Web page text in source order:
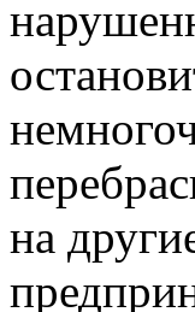
на